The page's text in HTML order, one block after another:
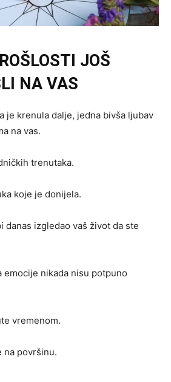
JOŠ
NA VAS
je krenula dalje, jedna bivša ljubav
na vas.
trenutaka.
koje je donijela.
danas izgledao vaš život da ste
emocije nikada nisu potpuno
vremenom.
na površinu.